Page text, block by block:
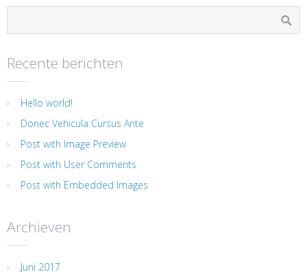
Recente berichten
Hello world!
Donec Vehicula Cursus Ante
Post with Image Preview
Post with User Comments
Post with Embedded Images
Archieven
Juni 2017